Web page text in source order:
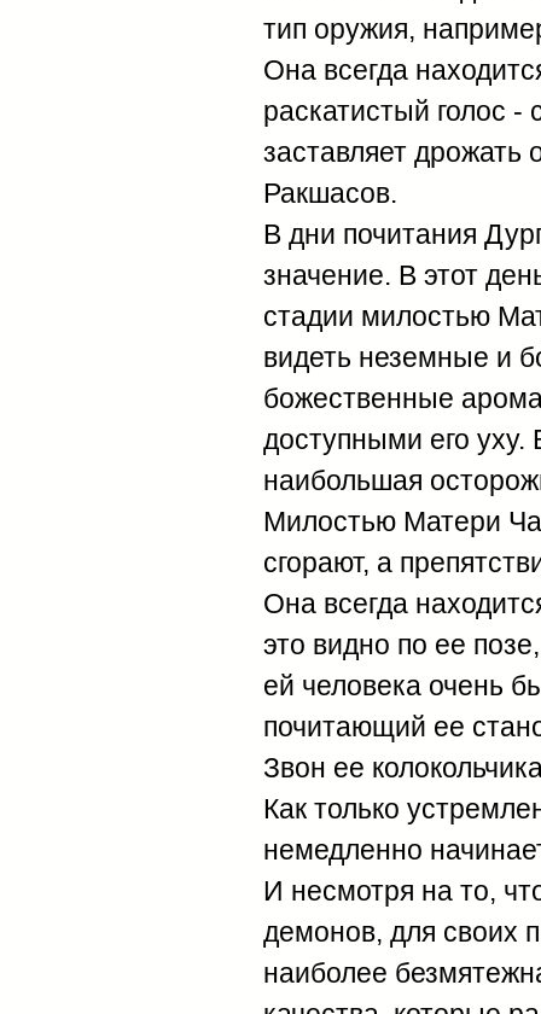
тип оружия,
Она всегда
раскатистый голос -
заставляет дрожать
Ракшасов.
В дни почитания
значение. В этот
стадии милостью
видеть неземные и
божественные
доступными его уху.
наибольшая
Милостью Матери
сгорают, а
Она всегда
это видно по ее
ей человека очень
почитающий ее
Звон ее
Как только
немедленно
И несмотря на то,
демонов, для своих
наиболее